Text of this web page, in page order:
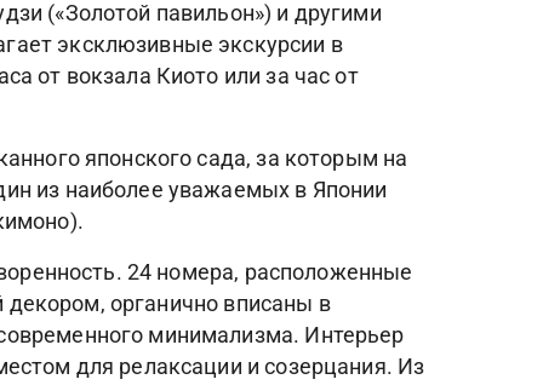
(«Золотой павильон») и другими
эксклюзивные экскурсии в
от вокзала Киото или за час от
японского сада, за которым на
из наиболее уважаемых в Японии
24 номера, расположенные
органично вписаны в
минимализма. Интерьер
для релаксации и созерцания. Из